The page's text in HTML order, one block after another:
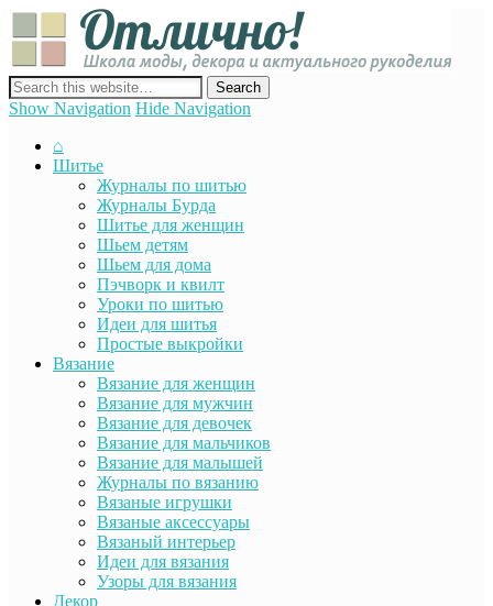
сайт о декоре, дизайне и моде, вязании, шитье и других видах
рукоделия
Show Navigation Hide Navigation
⌂
Шитье
Журналы по шитью
Журналы Бурда
Шитье для женщин
Шьем детям
Шьем для дома
Пэчворк и квилт
Уроки по шитью
Идеи для шитья
Простые выкройки
Вязание
Вязание для женщин
Вязание для мужчин
Вязание для девочек
Вязание для мальчиков
Вязание для малышей
Журналы по вязанию
Вязаные игрушки
Вязаные аксессуары
Вязаный интерьер
Идеи для вязания
Узоры для вязания
Декор